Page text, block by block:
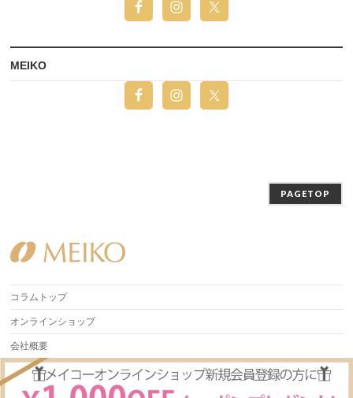
MEIKO
PAGETOP
コラムトップ
オンラインショップ
会社概要
Copyright ©Beauty Column 美容コラム | MEIKO All Rights Reserved.